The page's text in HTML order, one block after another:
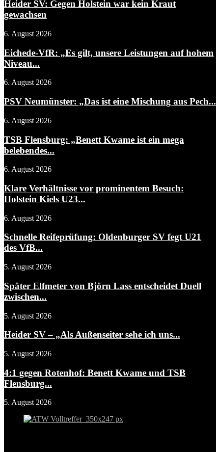
Heider SV: Gegen Holstein war kein Kraut
gewachsen
6. August 2026
Eichede-VfR: „Es gilt, unsere Leistungen auf hohem
Niveau...
6. August 2026
PSV Neumünster: „Das ist eine Mischung aus Pech...
6. August 2026
TSB Flensburg: „Benett Kwame ist ein mega
belebendes...
6. August 2026
Klare Verhältnisse vor prominentem Besuch:
Holstein Kiels U23...
6. August 2026
Schnelle Reifeprüfung: Oldenburger SV fegt U21
des VfB...
5. August 2026
Später Elfmeter von Björn Lass entscheidet Duell
zwischen...
5. August 2026
Heider SV – „Als Außenseiter sehe ich uns...
5. August 2026
4:1 gegen Rotenhof: Benett Kwame und TSB
Flensburg...
5. August 2026